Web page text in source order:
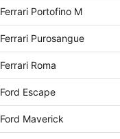
Ferrari Portofino M
Ferrari Purosangue
Ferrari Roma
Ford Escape
Ford Maverick